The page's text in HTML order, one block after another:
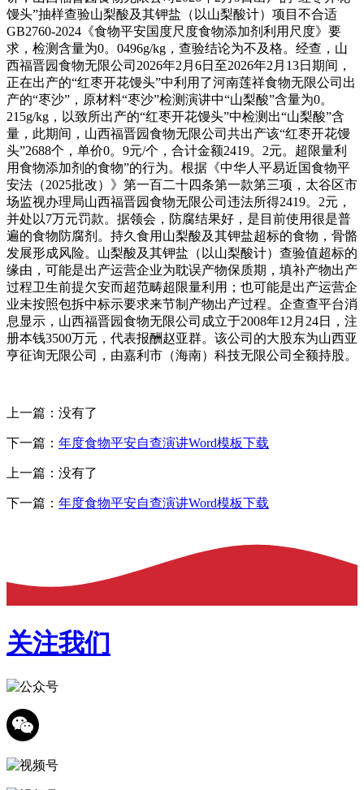
馒头”抽样查验山梨酸及其钾盐（以山梨酸计）项目不合适
GB2760-2024《食物平安国度尺度食物添加剂利用尺度》要
求，检测含量为0。0496g/kg，查验结论为不及格。经查，山
西福晋园食物无限公司2026年2月6日至2026年2月13日期间，
正在出产的“红枣开花馒头”中利用了河南莲祥食物无限公司出
产的“枣沙”，原材料“枣沙”检测演讲中“山梨酸”含量为0。
215g/kg，以致所出产的“红枣开花馒头”中检测出“山梨酸”含
量，此期间，山西福晋园食物无限公司共出产该“红枣开花馒
头”2688个，单价0。9元/个，合计金额2419。2元。超限量利
用食物添加剂的食物”的行为。根据《中华人平易近国食物平
安法（2025批改）》第一百二十四条第一款第三项，太谷区市
场监视办理局山西福晋园食物无限公司违法所得2419。2元，
并处以7万元罚款。据领会，防腐结果好，是目前使用很是普
遍的食物防腐剂。持久食用山梨酸及其钾盐超标的食物，骨骼
发展形成风险。山梨酸及其钾盐（以山梨酸计）查验值超标的
缘由，可能是出产运营企业为耽误产物保质期，填补产物出产
过程卫生前提欠安而超范畴超限量利用；也可能是出产运营企
业未按照包拆中标示要求来节制产物出产过程。企查查平台消
息显示，山西福晋园食物无限公司成立于2008年12月24日，注
册本钱3500万元，代表报酬赵亚群。该公司的大股东为山西亚
亨征询无限公司，由嘉利市（海南）科技无限公司全额持股。
上一篇：没有了
下一篇： 年度食物平安自查演讲Word模板下载
上一篇：没有了
下一篇： 年度食物平安自查演讲Word模板下载
关注我们